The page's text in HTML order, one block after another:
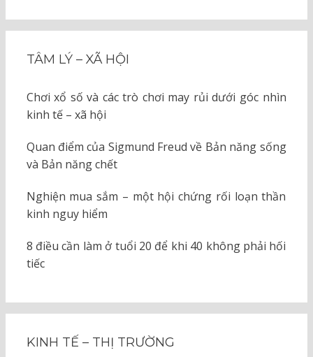
TÂM LÝ – XÃ HỘI
Chơi xổ số và các trò chơi may rủi dưới góc nhìn
kinh tế – xã hội
Quan điểm của Sigmund Freud về Bản năng sống
và Bản năng chết
Nghiện mua sắm – một hội chứng rối loạn thần
kinh nguy hiểm
8 điều cần làm ở tuổi 20 để khi 40 không phải hối
tiếc
KINH TẾ – THỊ TRƯỜNG